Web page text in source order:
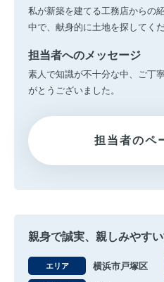
私が新築を建てる工務店からの
中で、献身的に土地を探してく
担当者へのメッセージ
素人で知識が不十分な中、ご丁
がとうございました。
担当者のペ
親身で誠実、親しみやす
エリア 横浜市戸塚区